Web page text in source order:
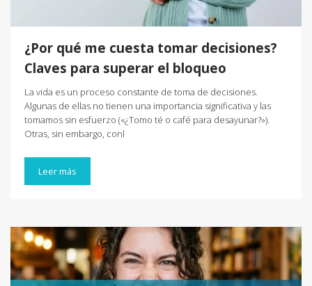
¿Por qué me cuesta tomar decisiones?
Claves para superar el bloqueo
La vida es un proceso constante de toma de decisiones.
Algunas de ellas no tienen una importancia significativa y las
tomamos sin esfuerzo («¿Tomo té o café para desayunar?»).
Otras, sin embargo, conl
Leer más